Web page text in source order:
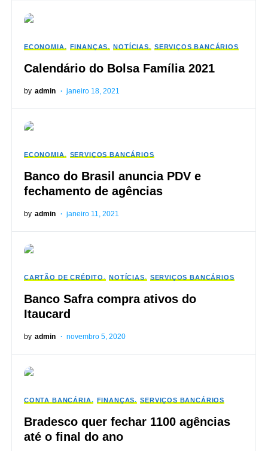
ECONOMIA FINANÇAS NOTÍCIAS SERVIÇOS BANCÁRIOS
Calendário do Bolsa Família 2021
by admin janeiro 18, 2021
ECONOMIA SERVIÇOS BANCÁRIOS
Banco do Brasil anuncia PDV e
fechamento de agências
by admin janeiro 11, 2021
CARTÃO DE CRÉDITO NOTÍCIAS SERVIÇOS BANCÁRIOS
Banco Safra compra ativos do
Itaucard
by admin novembro 5, 2020
CONTA BANCÁRIA FINANÇAS SERVIÇOS BANCÁRIOS
Bradesco quer fechar 1100 agências
até o final do ano